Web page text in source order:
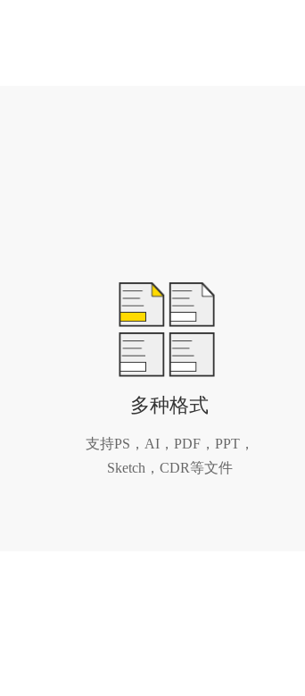
多种格式
支持PS，AI，PDF，PPT，
Sketch，CDR等文件